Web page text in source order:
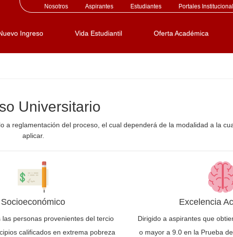
Nosotros Aspirantes Estudiantes Portales
Ingreso Vida Estudiantil Oferta Académica
Universitario
a reglamentación del proceso, el cual dependerá de la modalidad a la
aplicar.
Socioeconómico
las personas provenientes del tercio
calificados en extrema pobreza
Excelencia
Dirigido a aspirantes que
o mayor a 9.0 en la Prueba